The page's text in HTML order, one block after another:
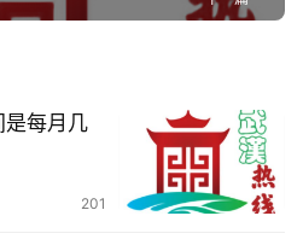
是每月几
201